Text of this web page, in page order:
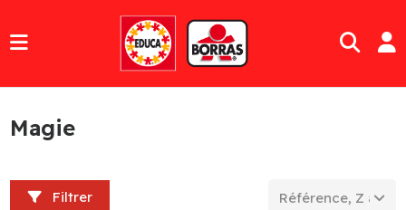
Magie
Filtrer Référence, Z à A